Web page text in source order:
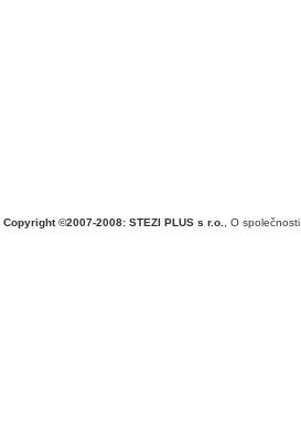
Copyright ©2007-2008: STEZI PLUS s r.o. O společnosti